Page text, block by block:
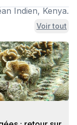
Indien, Kenya.
Voir tout